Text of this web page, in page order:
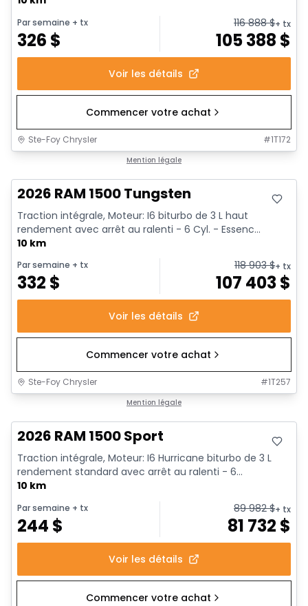
Par semaine + tx
326 $
116 888$+ tx
105 388 $
Voir les détails
Commencer votre achat
Ste-Foy Chrysler #1T172
Mention légale
2026 RAM 1500 Tungsten
Traction intégrale, Moteur: I6 biturbo de 3 L haut
rendement avec arrêt au ralenti - 6 Cyl. - Essenc...
10 km
Par semaine + tx
332 $
118 903$+ tx
107 403$
Voir les détails
Commencer votre achat
Ste-Foy Chrysler #1T257
Mention légale
2026 RAM 1500 Sport
Traction intégrale, Moteur: I6 Hurricane biturbo de 3 L
rendement standard avec arrêt au ralenti - 6...
10 km
Par semaine + tx
244 $
89 982$+ tx
81 732 $
Voir les détails
Commencer votre achat